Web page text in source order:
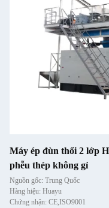
Máy ép đùn thổi 2 lớp
phễu thép không gỉ
Nguồn gốc: Trung Quốc
Hàng hiệu: Huayu
Chứng nhận: CE,ISO9001